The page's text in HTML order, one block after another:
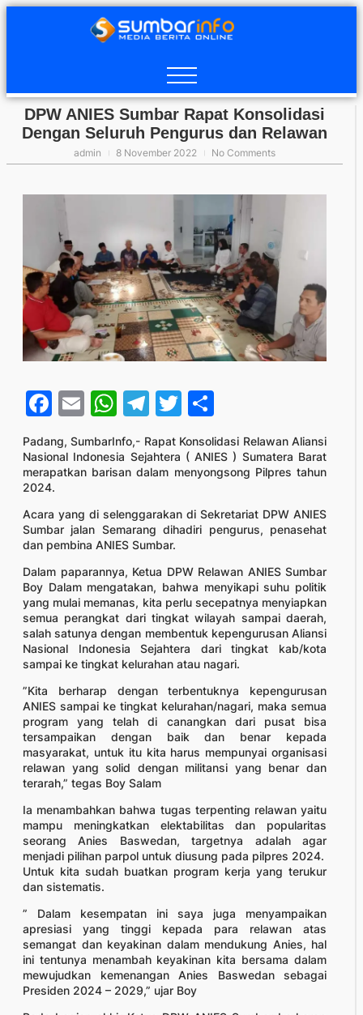
DPW ANIES Sumbar Rapat Konsolidasi
Dengan Seluruh Pengurus dan Relawan
admin 8 November 2022 No Comments
Facebook
EmailWhatsApp
Telegram
Twitter
Padang, SumbarInfo,- Rapat Konsolidasi Relawan Aliansi
Nasional Indonesia Sejahtera ( ANIES ) Sumatera Barat
merapatkan barisan dalam menyongsong Pilpres tahun
2024.
Acara yang di selenggarakan di Sekretariat DPW ANIES
Sumbar jalan Semarang dihadiri pengurus, penasehat
dan pembina ANIES Sumbar.
Dalam paparannya, Ketua DPW Relawan ANIES Sumbar
Boy Dalam mengatakan, bahwa menyikapi suhu politik
yang mulai memanas, kita perlu secepatnya menyiapkan
semua perangkat dari tingkat wilayah sampai daerah,
salah satunya dengan membentuk kepengurusan Aliansi
Nasional Indonesia Sejahtera dari tingkat kab/kota
sampai ke tingkat kelurahan atau nagari.
”Kita berharap dengan terbentuknya kepengurusan
ANIES sampai ke tingkat kelurahan/nagari, maka semua
program yang telah di canangkan dari pusat bisa
tersampaikan dengan baik dan benar kepada
masyarakat, untuk itu kita harus mempunyai organisasi
relawan yang solid dengan militansi yang benar dan
terarah,” tegas Boy Salam
Ia menambahkan bahwa tugas terpenting relawan yaitu
mampu meningkatkan elektabilitas dan popularitas
seorang Anies Baswedan, targetnya adalah agar
menjadi pilihan parpol untuk diusung pada pilpres 2024.
Untuk kita sudah buatkan program kerja yang terukur
dan sistematis.
” Dalam kesempatan ini saya juga menyampaikan
apresiasi yang tinggi kepada para relawan atas
semangat dan keyakinan dalam mendukung Anies, hal
ini tentunya menambah keyakinan kita bersama dalam
mewujudkan kemenangan Anies Baswedan sebagai
Presiden 2024 – 2029,” ujar Boy